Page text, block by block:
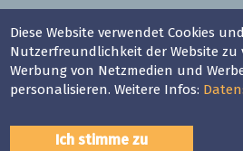
Impressum
AGB
Nutzungsbestimmungen
Datenschutzerklärung
Diese Website verwendet Cookies
Nutzerfreundlichkeit der Website zu
Werbung von Netzmedien und
personalisieren. Weitere Infos:
Ich stimme zu